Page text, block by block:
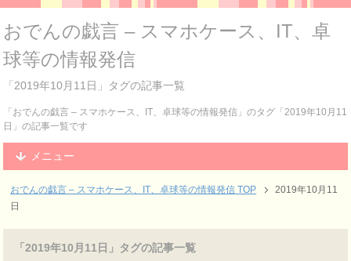
おでんの戯言 – スマホケース、IT、卓
球等の情報発信
「2019年10月11日」タグの記事一覧
「おでんの戯言 – スマホケース、IT、卓球等の情報発信」のタグ「2019年10月11
日」の記事一覧です
メニュー
おでんの戯言 – スマホケース、IT、卓球等の情報発信 TOP
2019年10月11
日
「2019年10月11日」タグの記事一覧